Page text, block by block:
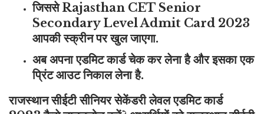
जिससे Rajasthan CET Senior
Secondary Level Admit Card 2023
आपकी स्क्रीन पर खुल जाएगा.
अब अपना एडमिट कार्ड चेक कर लेना है और इसका एक
प्रिंट आउट निकाल लेना है.
राजस्थान सीईटी सीनियर सेकेंडरी लेवल एडमिट कार्ड